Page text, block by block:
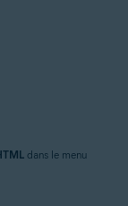
dans le menu